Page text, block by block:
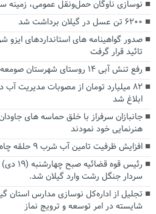
نوسازی ناوگان حمل‌ونقل عمومی، زمینه
۶۲۰۰ تن عسل در گیلان برداشت شد
صدور گواهینامه های استانداردهای ایزو
تائید قرار گرفت
رفع تنش آبی ۱۴ روستای شهرستان صومعه سرا
۸۲ میلیارد تومان از مصوبات مدیریت
ابلاغ شد
جانبازان سرفراز با خلق حماسه های
هنرنمایی خود نمودند
افزایش ظرفیت تامین آب شرب ۹ حلقه چاه در سطح استان گیلان
رئیس
سردار جنگل رشت وارد گیلان شد.
تجلیل از اداره‌کل نوسازی مدارس استان
شایسته در امر توسعه و ترویج نماز